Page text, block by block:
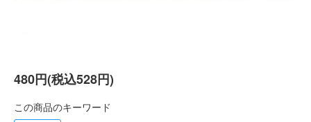
480円(税込528円)
この商品のキーワード